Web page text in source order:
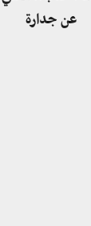
عن جدارة